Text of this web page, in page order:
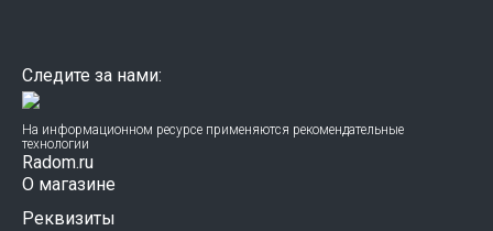
Следите за нами:
На информационном ресурсе применяются рекомендательные
технологии
Radom.ru
О магазине
Реквизиты